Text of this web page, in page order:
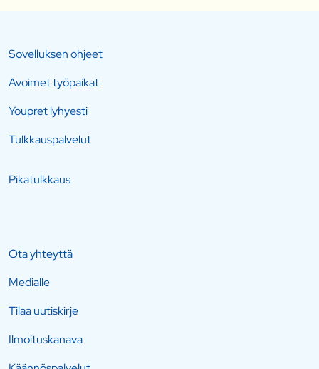
Sovelluksen ohjeet
Avoimet työpaikat
Youpret lyhyesti
Tulkkauspalvelut
Pikatulkkaus
Ota yhteyttä
Medialle
Tilaa uutiskirje
Ilmoituskanava